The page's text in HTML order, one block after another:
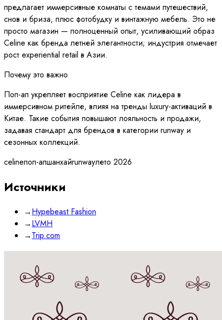
предлагает иммерсивные комнаты с темами путешествий,
снов и бриза, плюс фотобудку и винтажную мебель. Это не
просто магазин — полноценный опыт, усиливающий образ
Celine как бренда летней элегантности; индустрия отмечает
рост experiential retail в Азии.
Почему это важно
Поп-ап укрепляет восприятие Celine как лидера в
иммерсивном ритейле, влияя на тренды luxury-активаций в
Китае. Такие события повышают лояльность и продажи,
задавая стандарт для брендов в категории runway и
сезонных коллекций.
celineпоп-апшанхайrunwayлето 2026
Источники
→Hypebeast Fashion
→LVMH
→Trip.com